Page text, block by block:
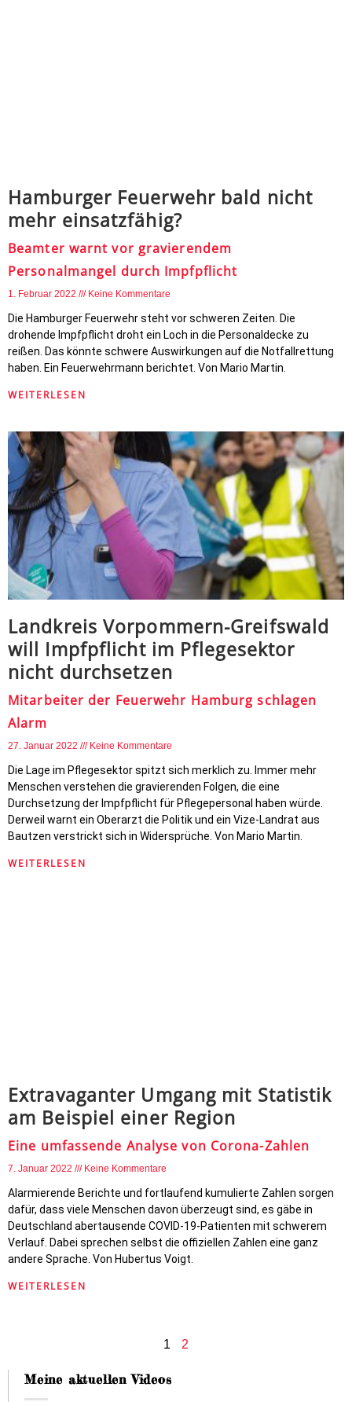
Hamburger Feuerwehr bald nicht
mehr einsatzfähig?
Beamter warnt vor gravierendem
Personalmangel durch Impfpflicht
1. Februar 2022 Keine Kommentare
Die Hamburger Feuerwehr steht vor schweren Zeiten. Die
drohende Impfpflicht droht ein Loch in die Personaldecke zu
reißen. Das könnte schwere Auswirkungen auf die Notfallrettung
haben. Ein Feuerwehrmann berichtet. Von Mario Martin.
WEITERLESEN
Landkreis Vorpommern-Greifswald
will Impfpflicht im Pflegesektor
nicht durchsetzen
Mitarbeiter der Feuerwehr Hamburg schlagen
Alarm
27. Januar 2022 Keine Kommentare
Die Lage im Pflegesektor spitzt sich merklich zu. Immer mehr
Menschen verstehen die gravierenden Folgen, die eine
Durchsetzung der Impfpflicht für Pflegepersonal haben würde.
Derweil warnt ein Oberarzt die Politik und ein Vize-Landrat aus
Bautzen verstrickt sich in Widersprüche. Von Mario Martin.
WEITERLESEN
Extravaganter Umgang mit Statistik
am Beispiel einer Region
Eine umfassende Analyse von Corona-Zahlen
7. Januar 2022 Keine Kommentare
Alarmierende Berichte und fortlaufend kumulierte Zahlen sorgen
dafür, dass viele Menschen davon überzeugt sind, es gäbe in
Deutschland abertausende COVID-19-Patienten mit schwerem
Verlauf. Dabei sprechen selbst die offiziellen Zahlen eine ganz
andere Sprache. Von Hubertus Voigt.
WEITERLESEN
1 2
Meine aktuellen Videos